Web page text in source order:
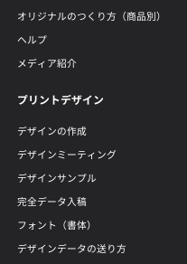
オリジナルのつくり方（商品別）
ヘルプ
メディア紹介
プリントデザイン
デザインの作成
デザインミーティング
デザインサンプル
完全データ入稿
フォント（書体）
デザインデータの送り方